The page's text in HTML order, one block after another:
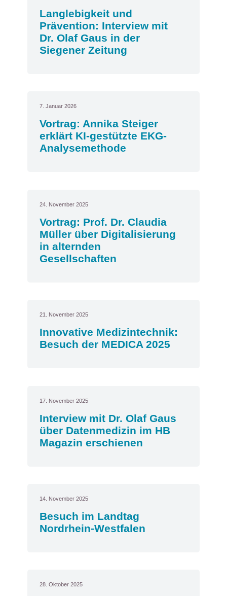
Langlebigkeit und
Prävention: Interview mit
Dr. Olaf Gaus in der
Siegener Zeitung
7. Januar 2026
Vortrag: Annika Steiger
erklärt KI-gestützte EKG-
Analysemethode
24. November 2025
Vortrag: Prof. Dr. Claudia
Müller über Digitalisierung
in alternden
Gesellschaften
21. November 2025
Innovative Medizintechnik:
Besuch der MEDICA 2025
17. November 2025
Interview mit Dr. Olaf Gaus
über Datenmedizin im HB
Magazin erschienen
14. November 2025
Besuch im Landtag
Nordrhein-Westfalen
28. Oktober 2025